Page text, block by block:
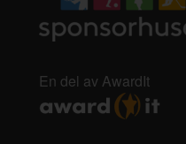
En del av AwardIt